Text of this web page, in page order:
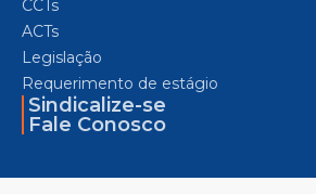
CCTs
ACTs
Legislação
Requerimento de estágio
Sindicalize-se
Fale Conosco